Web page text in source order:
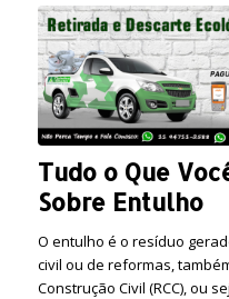
Tudo o Que
Sobre Entulho
O entulho é o resíduo
civil ou de reformas,
Construção Civil (RCC), ou